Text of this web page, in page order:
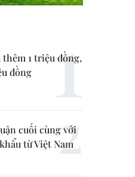
1 triệu đồng,
đồng
cuối cùng với
từ Việt Nam